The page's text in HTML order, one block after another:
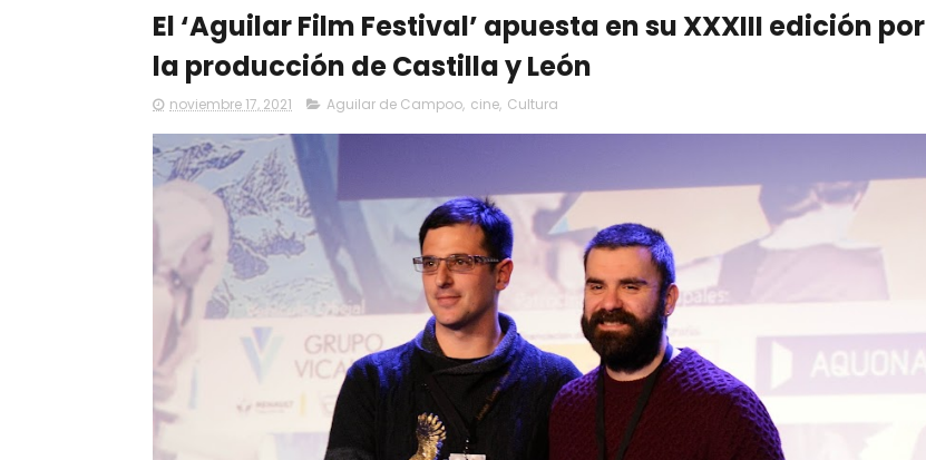
El ‘Aguilar Film Festival’ apuesta en su XXXIII edición por
la producción de Castilla y León
noviembre 17, 2021 Aguilar de Campoo, cine, Cultura